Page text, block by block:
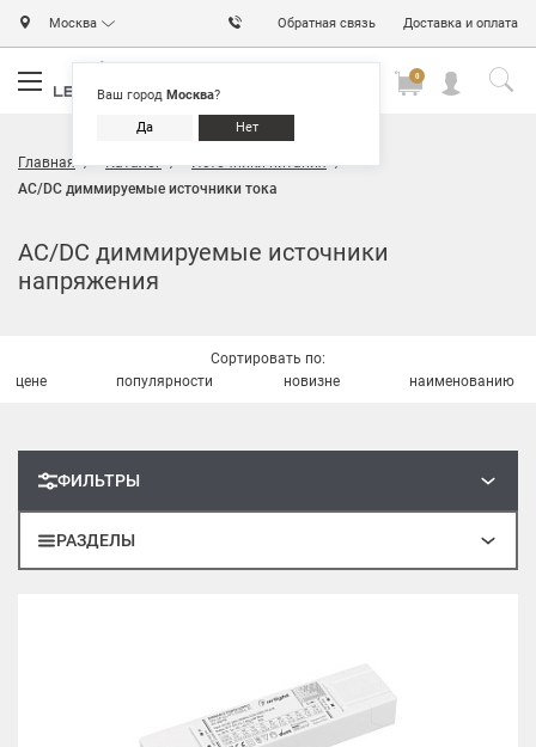
Москва
Ваш город Москва?
Да Нет
Обратная связь Доставка и оплата
0
Главная Каталог
Источники питания
AC/DC диммируемые источники тока
AC/DC диммируемые источники
напряжения
РАЗДЕЛЫ
ФИЛЬТРЫ
Сортировать по:
цене
популярности новизне наименованию